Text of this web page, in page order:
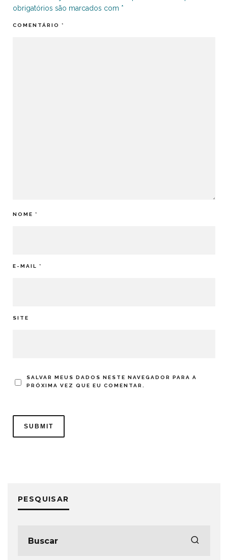
obrigatórios são marcados com *
COMENTÁRIO *
NOME *
E-MAIL *
SITE
SALVAR MEUS DADOS NESTE NAVEGADOR PARA A
PRÓXIMA VEZ QUE EU COMENTAR.
PESQUISAR